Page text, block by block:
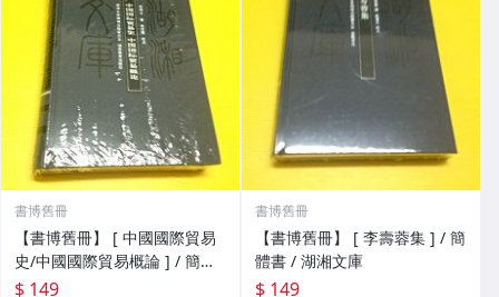
書博舊冊
【書博舊冊】 [ 中國國際貿易
史/中國國際貿易概論 ] / 簡體
書 / 湖湘文庫
$ 149
書博舊冊
【書博舊冊】 [ 李壽蓉集 ] / 簡
體書 / 湖湘文庫
$ 149